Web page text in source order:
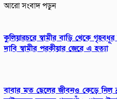
আরো সংবাদ পড়ুন
কুলিয়ারচরে স্বামীর বাড়ি থেকে
দাবি স্বামীর পরকীয়ার জেরে এ হত্যা
বাবার মত ছেলের জীবনও কেড়ে নিল